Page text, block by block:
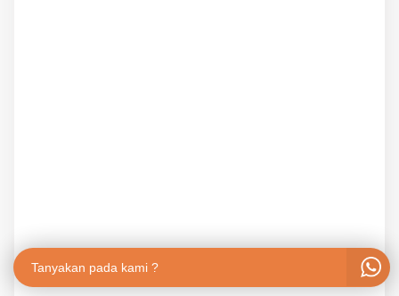
Tanyakan pada kami ?